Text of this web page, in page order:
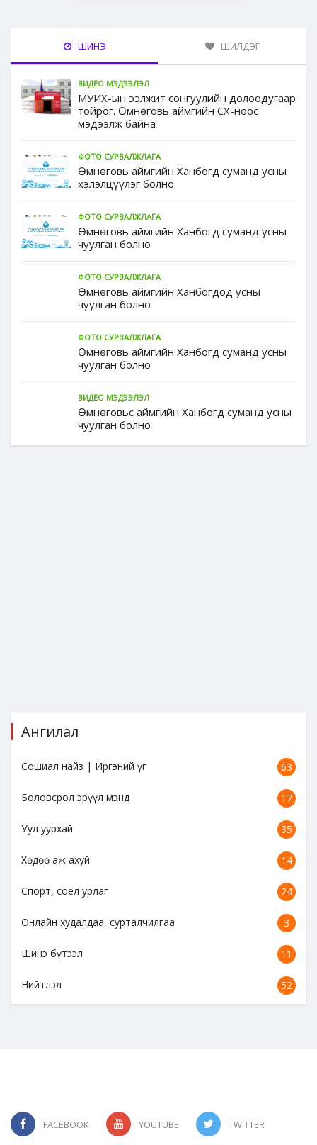
ШИНЭ ШИЛДЭГ
ВИДЕО МЭДЭЭЛЭЛ
МУИХ-ын ээлжит сонгуулийн долоодугаар
тойрог. Өмнөговь аймгийн СХ-ноос
мэдээлж байна
ФОТО СУРВАЛЖЛАГА
Өмнөговь аймгийн Ханбогд суманд усны
хэлэлцүүлэг болно
ФОТО СУРВАЛЖЛАГА
Өмнөговь аймгийн Ханбогд суманд усны
чуулган болно
ФОТО СУРВАЛЖЛАГА
Өмнөговь аймгийн Ханбогдод усны
чуулган болно
ФОТО СУРВАЛЖЛАГА
Өмнөговь аймгийн Ханбогд суманд усны
чуулган болно
ВИДЕО МЭДЭЭЛЭЛ
Өмнөговьс аймгийн Ханбогд суманд усны
чуулган болно
Ангилал
Сошиал найз | Иргэний үг 63
Боловсрол эрүүл мэнд 17
Уул уурхай 35
Хөдөө аж ахуй 14
Спорт, соёл урлаг 24
Онлайн худалдаа, сурталчилгаа 3
Шинэ бүтээл 11
Нийтлэл 52
FACEBOOK YOUTUBE TWITTER